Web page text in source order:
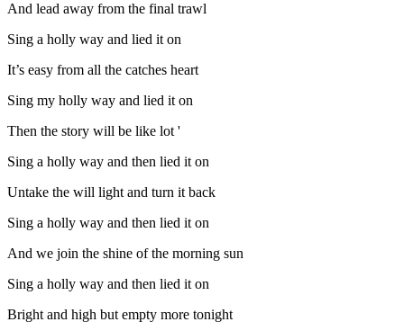
And lead away from the final trawl
Sing a holly way and lied it on
It’s easy from all the catches heart
Sing my holly way and lied it on
Then the story will be like lot '
Sing a holly way and then lied it on
Untake the will light and turn it back
Sing a holly way and then lied it on
And we join the shine of the morning sun
Sing a holly way and then lied it on
Bright and high but empty more tonight